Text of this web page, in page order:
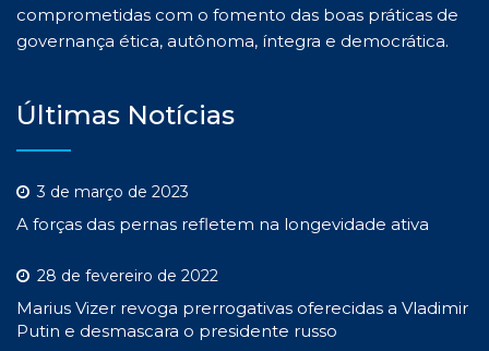
comprometidas com o fomento das boas práticas de
governança ética, autônoma, íntegra e democrática.
Últimas Notícias
3 de março de 2023
A forças das pernas refletem na longevidade ativa
28 de fevereiro de 2022
Marius Vizer revoga prerrogativas oferecidas a Vladimir
Putin e desmascara o presidente russo